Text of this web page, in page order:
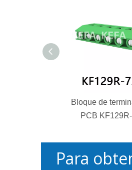
Bloque de
PCB
Para